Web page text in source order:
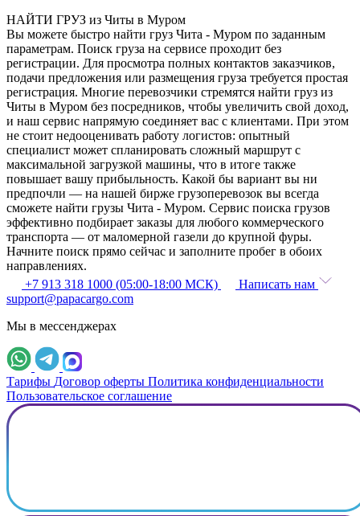
НАЙТИ ГРУЗ из Читы в Муром
Вы можете быстро найти груз Чита - Муром по заданным
параметрам. Поиск груза на сервисе проходит без
регистрации. Для просмотра полных контактов заказчиков,
подачи предложения или размещения груза требуется простая
регистрация. Многие перевозчики стремятся найти груз из
Читы в Муром без посредников, чтобы увеличить свой доход,
и наш сервис напрямую соединяет вас с клиентами. При этом
не стоит недооценивать работу логистов: опытный
специалист может спланировать сложный маршрут с
максимальной загрузкой машины, что в итоге также
повышает вашу прибыльность. Какой бы вариант вы ни
предпочли — на нашей бирже грузоперевозок вы всегда
сможете найти грузы Чита - Муром. Сервис поиска грузов
эффективно подбирает заказы для любого коммерческого
транспорта — от маломерной газели до крупной фуры.
Начните поиск прямо сейчас и заполните пробег в обоих
направлениях.
+7 913 318 1000 (05:00-18:00 МСК)
Написать нам
support@papacargo.com
Мы в мессенджерах
Тарифы Договор оферты Политика конфиденциальности
Пользовательское соглашение